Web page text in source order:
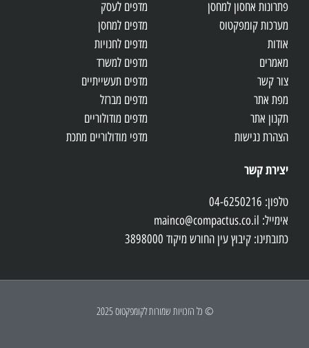
פתרונות אחסון למחסן
מערכות קומפקטוס
אודות
מאמרים
צור קשר
מפת אתר
תקנון אתר
הצהרת נגישות
מדפים לעסק
מדפים למחסן
מדפים לחנויות
מדפים למשרד
מדפים תעשייתיים
מדפים מברזל
מדפים מודולוריים
מדפי מודולוריים מתכת
יצירת קשר
טלפון: 04-6250216
אימייל: mainco@compactus.co.il
כתובתינו: קיבוץ עין החורש מיקוד 3898000
© כל הזכויות שמורות לקומפקטוס 2025